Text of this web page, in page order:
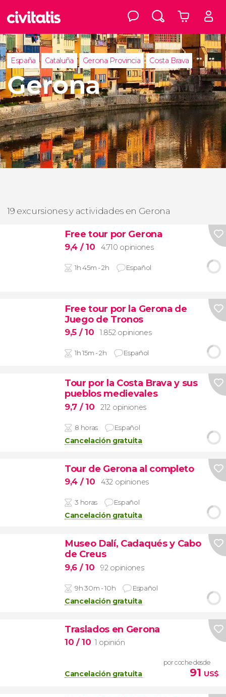
España Cataluña Gerona Provincia Costa Brava
Gerona
19 excursiones y actividades en Gerona
Free tour por Gerona
9,4 / 10 4.710 opiniones
1h 45m - 2h Español
Free tour por la Gerona de
Juego de Tronos
9,5 / 10 1.852 opiniones
1h 15m - 2h Español
Tour por la Costa Brava y sus
pueblos medievales
9,7 / 10 212 opiniones
8 horas Español
Cancelación gratuita
Tour de Gerona al completo
9,4 / 10 432 opiniones
3 horas Español
Cancelación gratuita
Museo Dalí, Cadaqués y Cabo
de Creus
9,6 / 10 92 opiniones
9h 30m - 10h Español
Cancelación gratuita
Traslados en Gerona
10 / 10 1 opinión
Cancelación gratuita
por coche desde
91 US$